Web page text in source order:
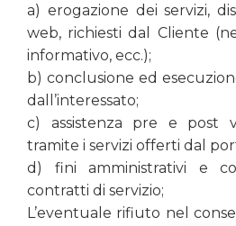
a) erogazione dei servizi,
web, richiesti dal Cliente
informativo, ecc.);
b) conclusione ed
dall’interessato;
c) assistenza pre e post
tramite i servizi offerti dal
d) fini amministrativi e
contratti di servizio;
L’eventuale rifiuto nel